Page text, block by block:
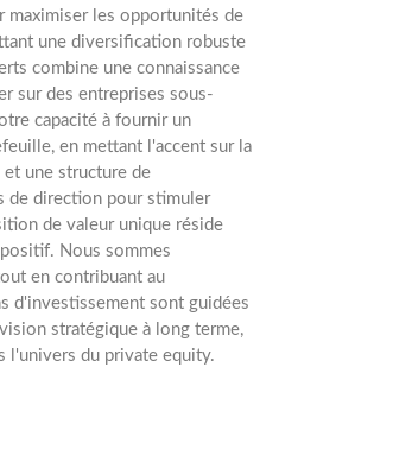
maximiser les opportunités de
une diversification robuste
combine une connaissance
sur des entreprises sous-
capacité à fournir un
en mettant l'accent sur la
une structure de
de direction pour stimuler
de valeur unique réside
Nous sommes
en contribuant au
d'investissement sont guidées
stratégique à long terme,
l'univers du private equity.